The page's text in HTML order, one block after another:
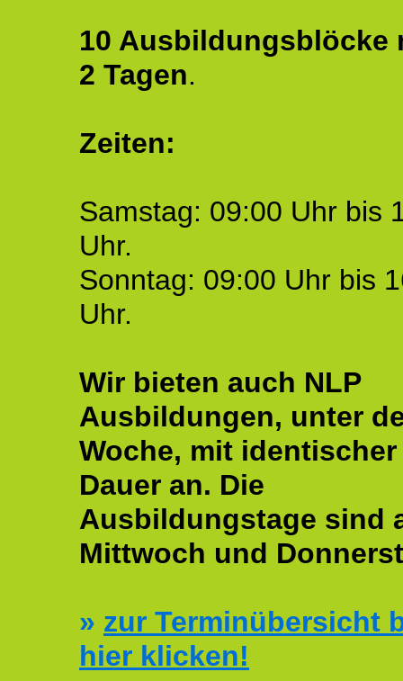
10 Ausbildungsblöcke
2 Tagen.
Zeiten:
Samstag: 09:00 Uhr bis
Uhr.
Sonntag: 09:00 Uhr bis
Uhr.
Wir bieten auch NLP
Ausbildungen, unter
Woche, mit identischer
Dauer an. Die
Ausbildungstage sind
Mittwoch und
» zur Terminübersicht
hier klicken!